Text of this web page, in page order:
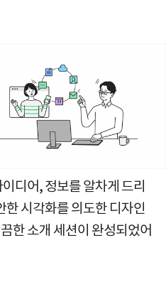
디어, 정보를 알차게 드리
시각화를 의도한 디자인
한 소개 세션이 완성되었어